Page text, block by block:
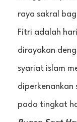
raya sakral
Fitri adalah
dirayakan
syariat islam
diperkenankan
pada tingkat